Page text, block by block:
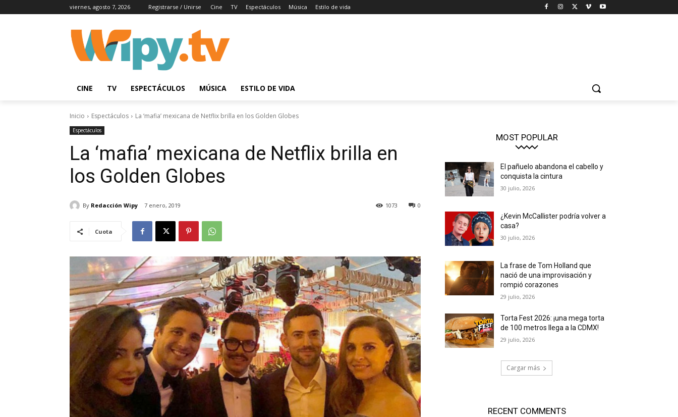
viernes, agosto 7, 2026 Registrarse / Unirse Cine TV Espectáculos Música Estilo de vida
CINE TV ESPECTÁCULOS MÚSICA ESTILO DE VIDA
Inicio Espectáculos La ‘mafia’ mexicana de Netflix brilla en los Golden Globes
Espectáculos
La ‘mafia’ mexicana de Netflix brilla en
los Golden Globes
By Redacción Wipy 7 enero, 2019 0
1073
Cuota
MOST POPULAR
El pañuelo abandona el cabello y
conquista la cintura
30 julio, 2026
¿Kevin McCallister podría volver a
casa?
30 julio, 2026
La frase de Tom Holland que
nació de una improvisación y
rompió corazones
29 julio, 2026
Torta Fest 2026: ¡una mega torta
de 100 metros llega a la CDMX!
29 julio, 2026
Cargar más
RECENT COMMENTS